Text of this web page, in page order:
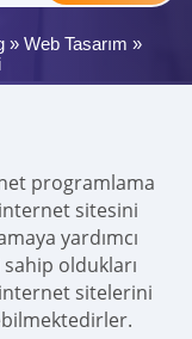
» Web Tasarım »
programlama
internet sitesini
yardımcı
oldukları
sitelerini